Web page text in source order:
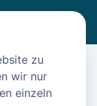
zu
wir nur
einzeln